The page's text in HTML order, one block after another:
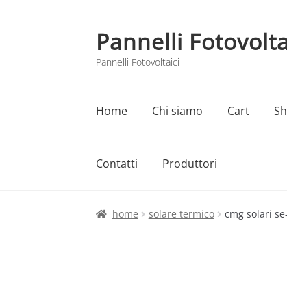
Vai
alla
navigazione
Vai
al
contenuto
Pannelli
Pannelli Fotovoltaici
Home Chi siamo Cart
Contatti Produttori
Home Cart Checkout Chi siamo
home solare termico cmg solari